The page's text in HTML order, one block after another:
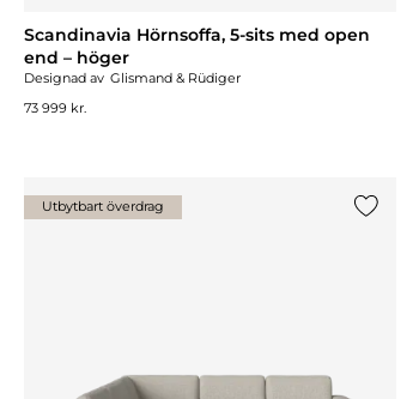
Scandinavia Hörnsoffa, 5-sits med open
end – höger
Designad av Glismand & Rüdiger
73 999 kr.
Utbytbart överdrag